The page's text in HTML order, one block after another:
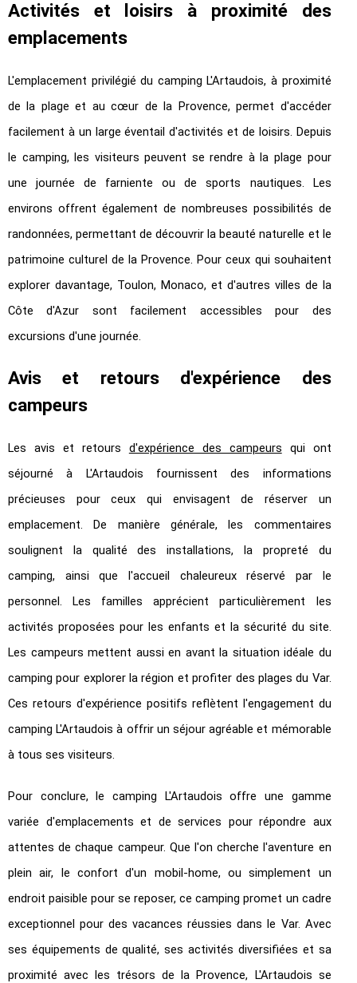
Activités et loisirs à proximité des
emplacements
L'emplacement privilégié du camping L'Artaudois, à proximité
de la plage et au cœur de la Provence, permet d'accéder
facilement à un large éventail d'activités et de loisirs. Depuis
le camping, les visiteurs peuvent se rendre à la plage pour
une journée de farniente ou de sports nautiques. Les
environs offrent également de nombreuses possibilités de
randonnées, permettant de découvrir la beauté naturelle et le
patrimoine culturel de la Provence. Pour ceux qui souhaitent
explorer davantage, Toulon, Monaco, et d'autres villes de la
Côte d'Azur sont facilement accessibles pour des
excursions d'une journée.
Avis et retours d'expérience des
campeurs
Les avis et retours d'expérience des campeurs qui ont
séjourné à L'Artaudois fournissent des informations
précieuses pour ceux qui envisagent de réserver un
emplacement.De manière générale, les commentaires
soulignent la qualité des installations, la propreté du
camping, ainsi que l'accueil chaleureux réservé par le
personnel. Les familles apprécient particulièrement les
activités proposées pour les enfants et la sécurité du site.
Les campeurs mettent aussi en avant la situation idéale du
camping pour explorer la région et profiter des plages du Var.
Ces retours d'expérience positifs reflètent l'engagement du
camping L'Artaudois à offrir un séjour agréable et mémorable
à tous ses visiteurs.
Pour conclure, le camping L'Artaudois offre une gamme
variée d'emplacements et de services pour répondre aux
attentes de chaque campeur. Que l'on cherche l'aventure en
plein air, le confort d'un mobil-home, ou simplement un
endroit paisible pour se reposer, ce camping promet un cadre
exceptionnel pour des vacances réussies dans le Var. Avec
ses équipements de qualité, ses activités diversifiées et sa
proximité avec les trésors de la Provence, L'Artaudois se